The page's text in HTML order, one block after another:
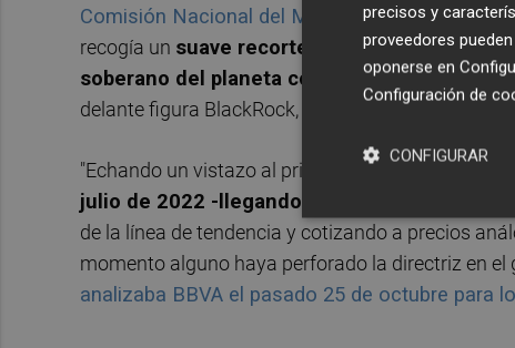
Comisión Nacional del Mercado de Valores
recogía un suave recorte de la participación
soberano del planeta como es el noruego-,
delante figura BlackRock, con una posición del
"Echando un vistazo al primer gráfico de largo
julio de 2022 -llegando a los 4 euros- se
de la línea de tendencia y cotizando a precios
momento alguno haya perforado la directriz en el
analizaba BBVA el pasado 25 de octubre para
precisos y
proveedores
oponerse en
Configuración de
CONFIGURAR